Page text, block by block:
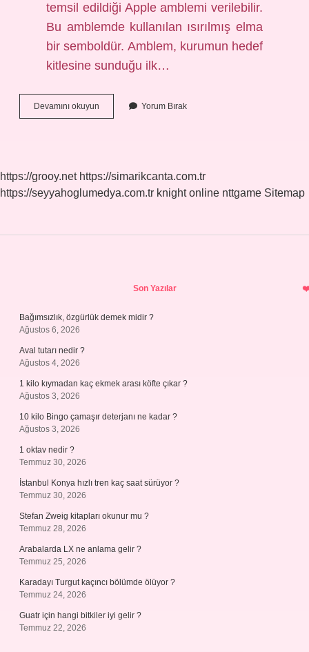
temsil edildiği Apple amblemi verilebilir.
Bu amblemde kullanılan ısırılmış elma
bir semboldür. Amblem, kurumun hedef
kitlesine sunduğu ilk…
Devamını okuyun Amblem
Mi
Yorum Bırak
https://grooy.net https://simarikcanta.com.tr
https://seyyahoglumedya.com.tr knight online nttgame Sitemap
Son Yazılar
Bağımsızlık, özgürlük demek midir ?
Ağustos 6, 2026
Aval tutarı nedir ?
Ağustos 4, 2026
1 kilo kıymadan kaç ekmek arası köfte çıkar ?
Ağustos 3, 2026
10 kilo Bingo çamaşır deterjanı ne kadar ?
Ağustos 3, 2026
1 oktav nedir ?
Temmuz 30, 2026
İstanbul Konya hızlı tren kaç saat sürüyor ?
Temmuz 30, 2026
Stefan Zweig kitapları okunur mu ?
Temmuz 28, 2026
Arabalarda LX ne anlama gelir ?
Temmuz 25, 2026
Karadayı Turgut kaçıncı bölümde ölüyor ?
Temmuz 24, 2026
Guatr için hangi bitkiler iyi gelir ?
Temmuz 22, 2026